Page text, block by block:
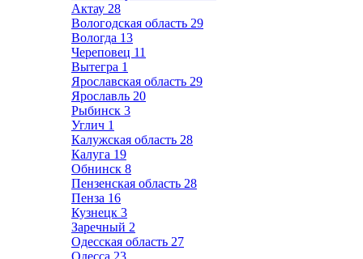
Актау 28
Вологодская область 29
Вологда 13
Череповец 11
Вытегра 1
Ярославская область 29
Ярославль 20
Рыбинск 3
Углич 1
Калужская область 28
Калуга 19
Обнинск 8
Пензенская область 28
Пенза 16
Кузнецк 3
Заречный 2
Одесская область 27
Одесса 23